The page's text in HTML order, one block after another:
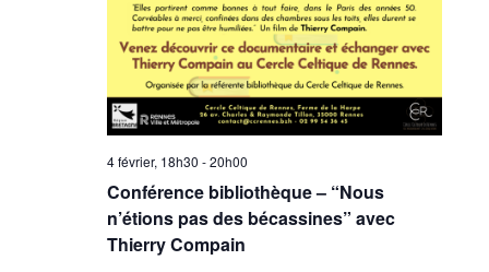
4 février, 18h30 -20h00
Conférence bibliothèque – “Nous
n’étions pas des bécassines” avec
Thierry Compain